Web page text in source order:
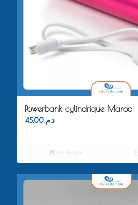
Powerbank cylindrique Maroc
د.م. 45.00
Lire la suite